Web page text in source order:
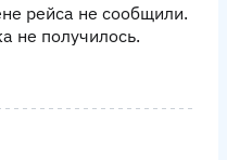
рейса не сообщили.
не получилось.